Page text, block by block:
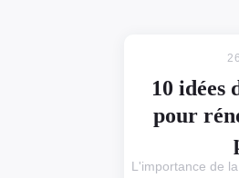
10 idées
pour
L'importance de